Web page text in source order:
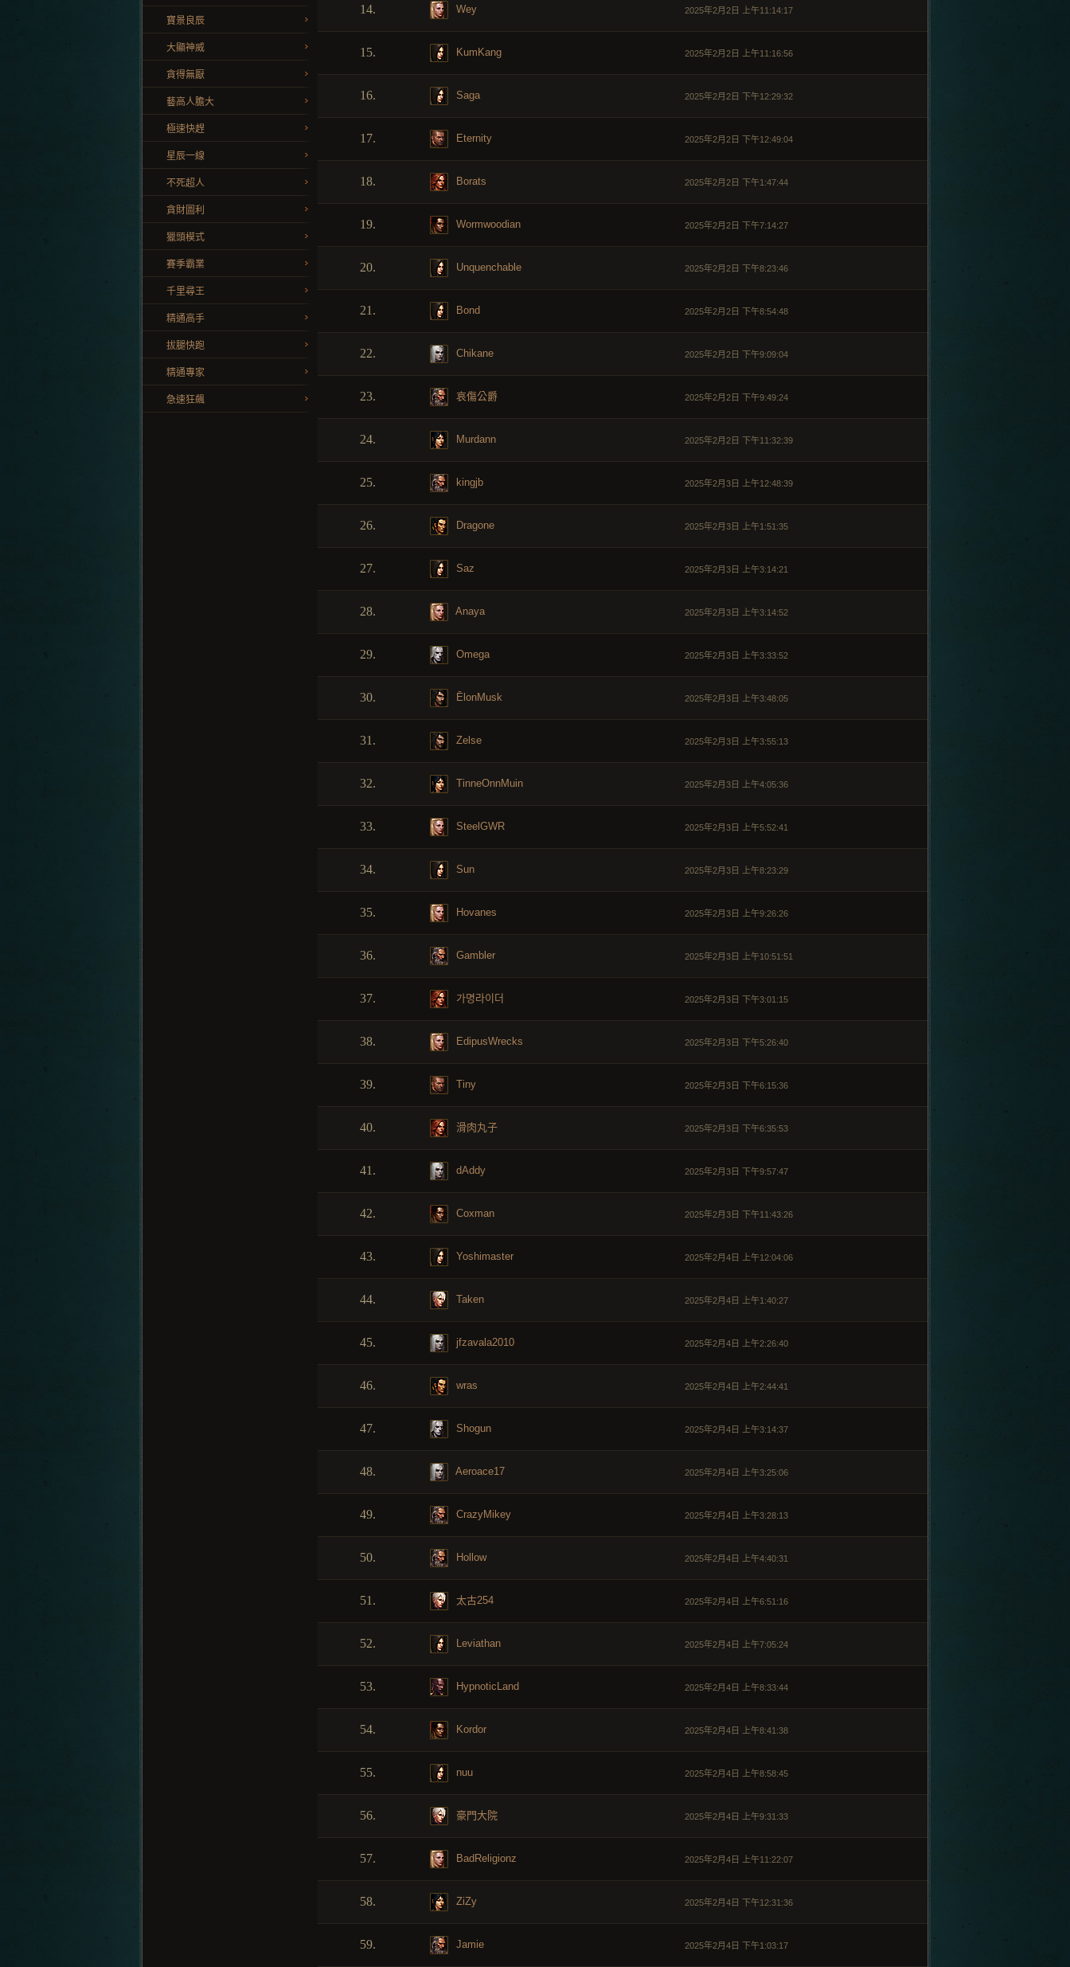
寶景良辰
大顯神威
貪得無厭
藝高人膽大
極速快趕
星辰一線
不死超人
貪財圖利
獵頭模式
賽季霸業
千里尋王
精通高手
拔腿快跑
精通專家
急速狂飆
14. Wey 2025年2月2日 上午11:14:17
15. KumKang 2025年2月2日 上午11:16:56
16. Saga 2025年2月2日 下午12:29:32
17. Eternity 2025年2月2日 下午12:49:04
18. Borats 2025年2月2日 下午1:47:44
19. Wormwoodian 2025年2月2日 下午7:14:27
20. Unquenchable 2025年2月2日 下午8:23:46
21. Bond 2025年2月2日 下午8:54:48
22. Chikane 2025年2月2日 下午9:09:04
23. 哀傷公爵 2025年2月2日 下午9:49:24
24. Murdann 2025年2月2日 下午11:32:39
25. kingjb 2025年2月3日 上午12:48:39
26. Dragone 2025年2月3日 上午1:51:35
27. Saz 2025年2月3日 上午3:14:21
28. Anaya 2025年2月3日 上午3:14:52
29. Omega 2025年2月3日 上午3:33:52
30. ĒlonMusk 2025年2月3日 上午3:48:05
31. Zelse 2025年2月3日 上午3:55:13
32. TinneOnnMuin 2025年2月3日 上午4:05:36
33. SteelGWR 2025年2月3日 上午5:52:41
34. Sun 2025年2月3日 上午8:23:29
35. Hovanes 2025年2月3日 上午9:26:26
36. Gambler 2025年2月3日 上午10:51:51
37. 가명라이더 2025年2月3日 下午3:01:15
38. EdipusWrecks 2025年2月3日 下午5:26:40
39. Tiny 2025年2月3日 下午6:15:36
40. 滑肉丸子 2025年2月3日 下午6:35:53
41. dAddy 2025年2月3日 下午9:57:47
42. Coxman 2025年2月3日 下午11:43:26
43. Yoshimaster 2025年2月4日 上午12:04:06
44. Taken 2025年2月4日 上午1:40:27
45. jfzavala2010 2025年2月4日 上午2:26:40
46. wras 2025年2月4日 上午2:44:41
47. Shogun 2025年2月4日 上午3:14:37
48. Aeroace17 2025年2月4日 上午3:25:06
49. CrazyMikey 2025年2月4日 上午3:28:13
50. Hollow 2025年2月4日 上午4:40:31
51. 太古254 2025年2月4日 上午6:51:16
52. Leviathan 2025年2月4日 上午7:05:24
53. HypnoticLand 2025年2月4日 上午8:33:44
54. Kordor 2025年2月4日 上午8:41:38
55. nuu 2025年2月4日 上午8:58:45
56. 豪門大院 2025年2月4日 上午9:31:33
57. BadReligionz 2025年2月4日 上午11:22:07
58. ZiZy 2025年2月4日 下午12:31:36
59. Jamie 2025年2月4日 下午1:03:17